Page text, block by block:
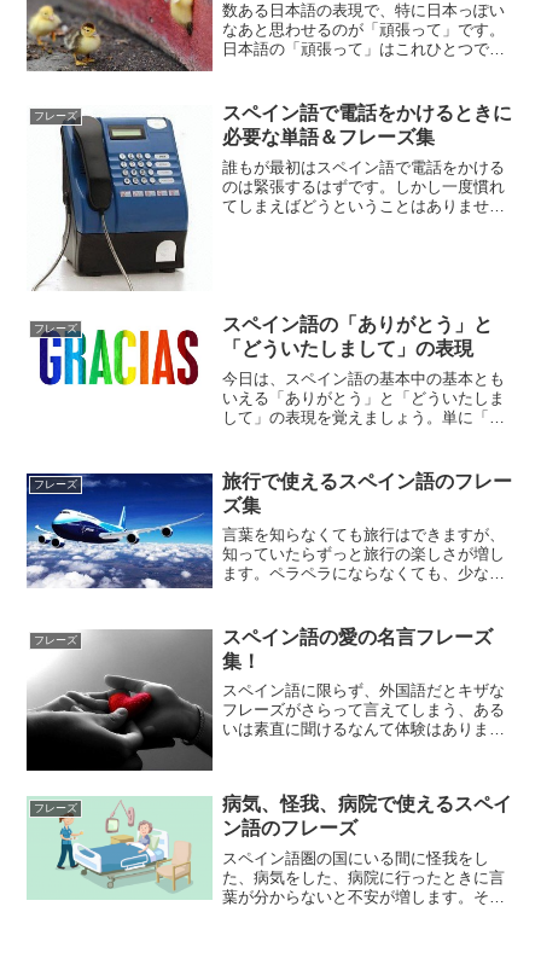
数ある日本語の表現で、特に日本っぽい
なあと思わせるのが「頑張って」です。
日本語の「頑張って」はこれひとつで
くいかないことがあるんじゃないでしょ
うか。そこでスペイン語でよ...
フレーズ
スペイン語で電話をかけるときに
必要な単語＆フレーズ集
誰もが最初はスペイン語で電話をかける
のは緊張するはずです。しかし一度慣れ
てしまえばどうということはありませ
フレーズ
スペイン語の「ありがとう」と
「どういたしまして」の表現
今日は、スペイン語の基本中の基本とも
いえる「ありがとう」と「どういたしま
して」の表現を覚えましょう。単に「あ
えてスペイン語の勉強の第一歩を踏み出
しましょう。
フレーズ
旅行で使えるスペイン語のフレー
ズ集
言葉を知らなくても旅行はできますが、
知っていたらずっと旅行の楽しさが増し
ます。ペラペラにならなくても、少なく
く前にぜひ覚えて欲しい、よく使われる
フレーズをまとめてみまし...
フレーズ
スペイン語の愛の名言フレーズ
集！
スペイン語に限らず、外国語だとキザな
フレーズがさらって言えてしまう、ある
いは素直に聞けるなんて体験はありませ
言葉ではない非現実さがあ...
フレーズ
病気、怪我、病院で使えるスペイ
ン語のフレーズ
スペイン語圏の国にいる間に怪我をし
た、病気をした、病院に行ったときに言
葉が分からないと不安が増します。そん